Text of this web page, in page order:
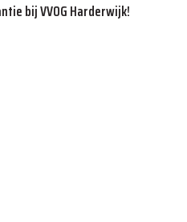
bij VVOG Harderwijk!